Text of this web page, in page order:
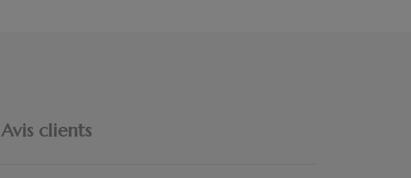
Avis clients